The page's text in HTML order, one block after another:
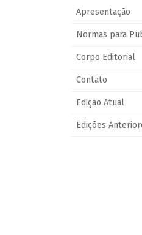
Apresentação
Normas para
Corpo Editorial
Contato
Edição Atual
Edições